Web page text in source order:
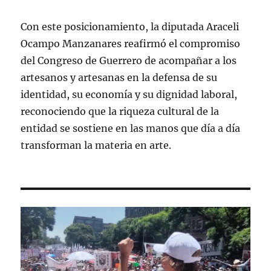
Con este posicionamiento, la diputada Araceli
Ocampo Manzanares reafirmó el compromiso
del Congreso de Guerrero de acompañar a los
artesanos y artesanas en la defensa de su
identidad, su economía y su dignidad laboral,
reconociendo que la riqueza cultural de la
entidad se sostiene en las manos que día a día
transforman la materia en arte.